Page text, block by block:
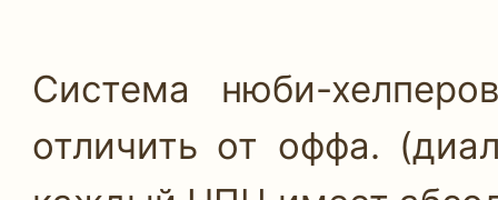
Система нюби-
отличить от оффа.